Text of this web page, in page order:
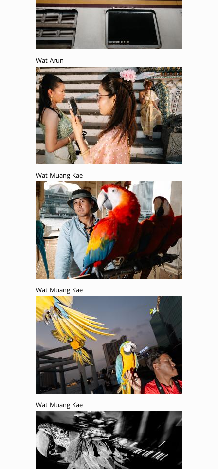
Wat Arun
Wat Muang Kae
Wat Muang Kae
Wat Muang Kae